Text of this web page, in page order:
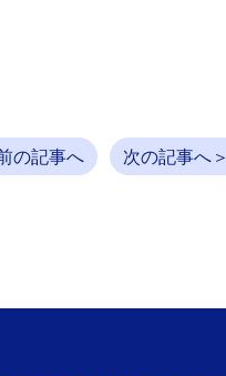
の記事へ 次の記事へ＞